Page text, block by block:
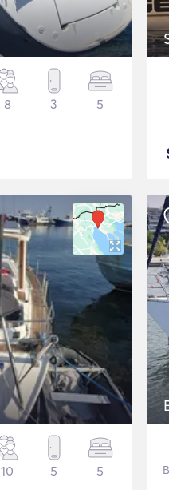
8 3 5
10 5 5